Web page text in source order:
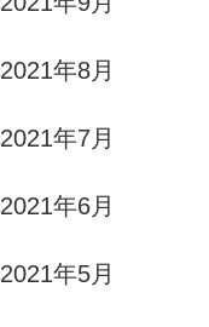
2021年8月
2021年7月
2021年6月
2021年5月